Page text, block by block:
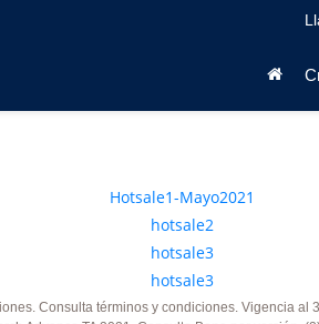
Consulta términos y condiciones. Vigencia al